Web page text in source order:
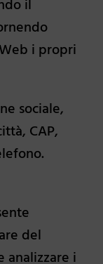
il
i propri
sociale,
CAP,
del
analizzare i